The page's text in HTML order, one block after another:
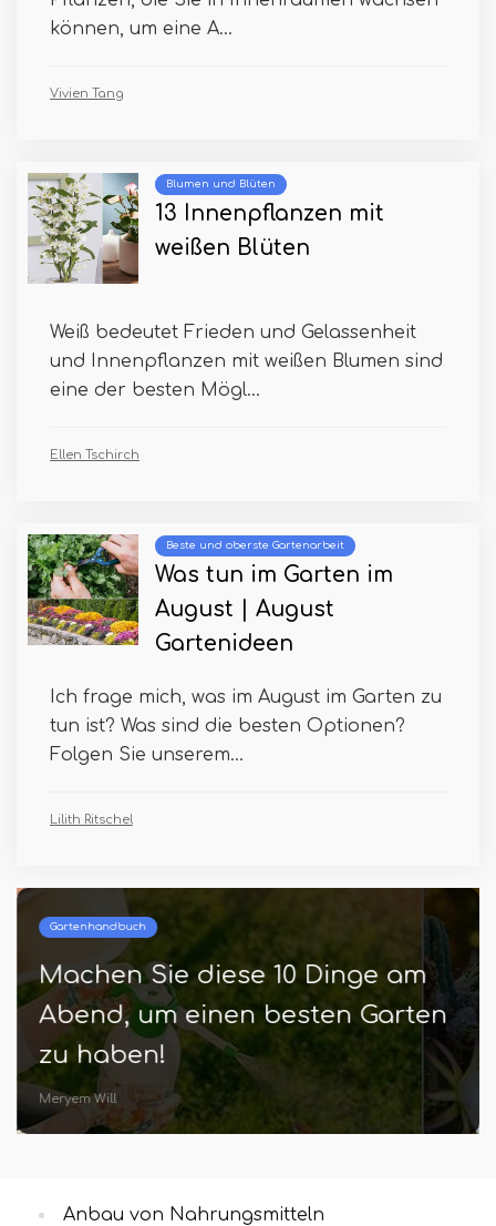
können, um eine A...
Vivien Tang
Blumen und Blüten
13 Innenpflanzen mit
weißen Blüten
Weiß bedeutet Frieden und Gelassenheit
und Innenpflanzen mit weißen Blumen sind
eine der besten Mögl...
Ellen Tschirch
Beste und oberste Gartenarbeit
Was tun im Garten im
August | August
Gartenideen
Ich frage mich, was im August im Garten zu
tun ist? Was sind die besten Optionen?
Folgen Sie unserem...
Lilith Ritschel
Gartenhandbuch
Machen Sie diese 10 Dinge am
Abend, um einen besten Garten
zu haben!
Meryem Will
Anbau von Nahrungsmitteln